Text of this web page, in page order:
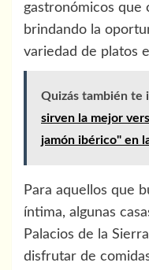
gastronómicos que
brindando la
variedad de platos
Quizás también te
sirven la mejor
jamón ibérico" en
Para aquellos que
íntima, algunas
Palacios de la
disfrutar de